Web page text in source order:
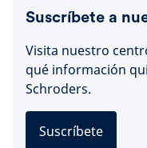
Suscríbete a
Visita nuestro
qué información
Schroders.
Suscríbete